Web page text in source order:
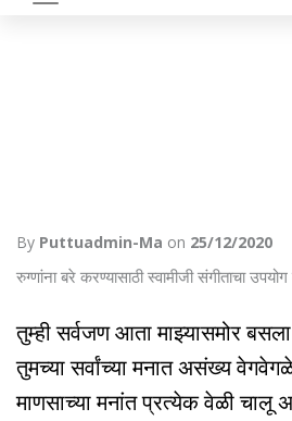
By Puttuadmin-Ma on 25/12/2020
रुग्णांना बरे करण्यासाठी स्वामीजी संगीताचा
तुम्ही सर्वजण आता माझ्यासमोर
तुमच्या सर्वांच्या मनात असंख्य
माणसाच्या मनांत प्रत्येक वेळी चालू